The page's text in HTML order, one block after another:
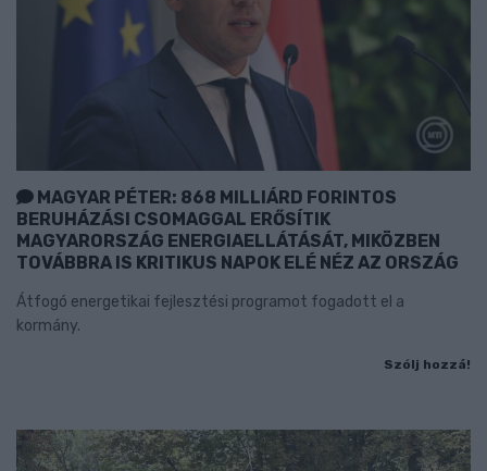
MAGYAR PÉTER: 868 MILLIÁRD FORINTOS
BERUHÁZÁSI CSOMAGGAL ERŐSÍTIK
MAGYARORSZÁG ENERGIAELLÁTÁSÁT, MIKÖZBEN
TOVÁBBRA IS KRITIKUS NAPOK ELÉ NÉZ AZ ORSZÁG
Átfogó energetikai fejlesztési programot fogadott el a
kormány.
Szólj hozzá!